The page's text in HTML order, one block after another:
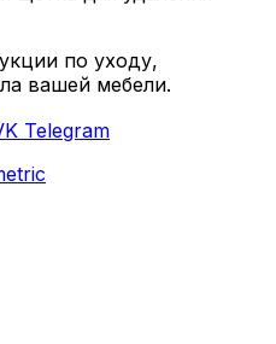
по уходу,
вашей мебели.
Telegram